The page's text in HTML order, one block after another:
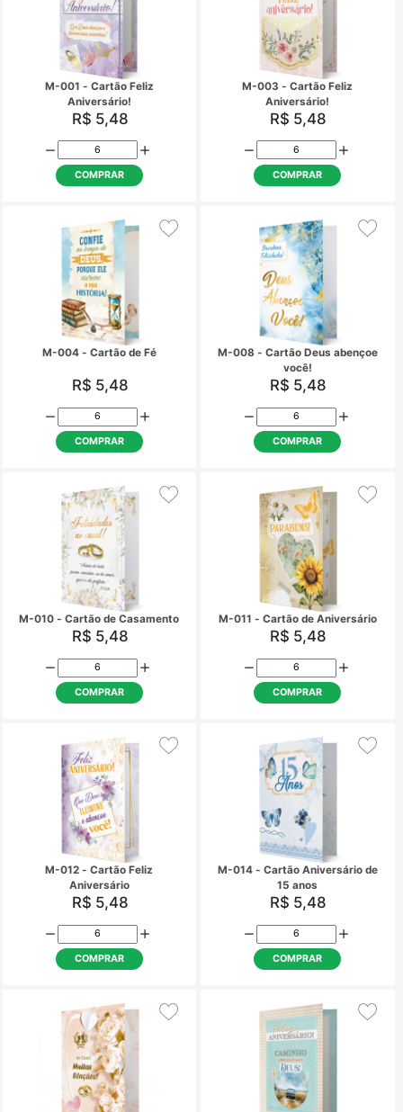
COMPRAR
M-001 - Cartão Feliz
Aniversário!
R$ 5,48
COMPRAR
M-003 - Cartão
Aniversário!
R$ 5,48
COMPRAR
M-004 - Cartão de Fé
R$ 5,48
COMPRAR
M-008 - Cartão Deus
R$ 5,48
COMPRAR
M-010 - Cartão de Casamento
R$ 5,48
COMPRAR
M-011 - Cartão de
R$ 5,48
COMPRAR